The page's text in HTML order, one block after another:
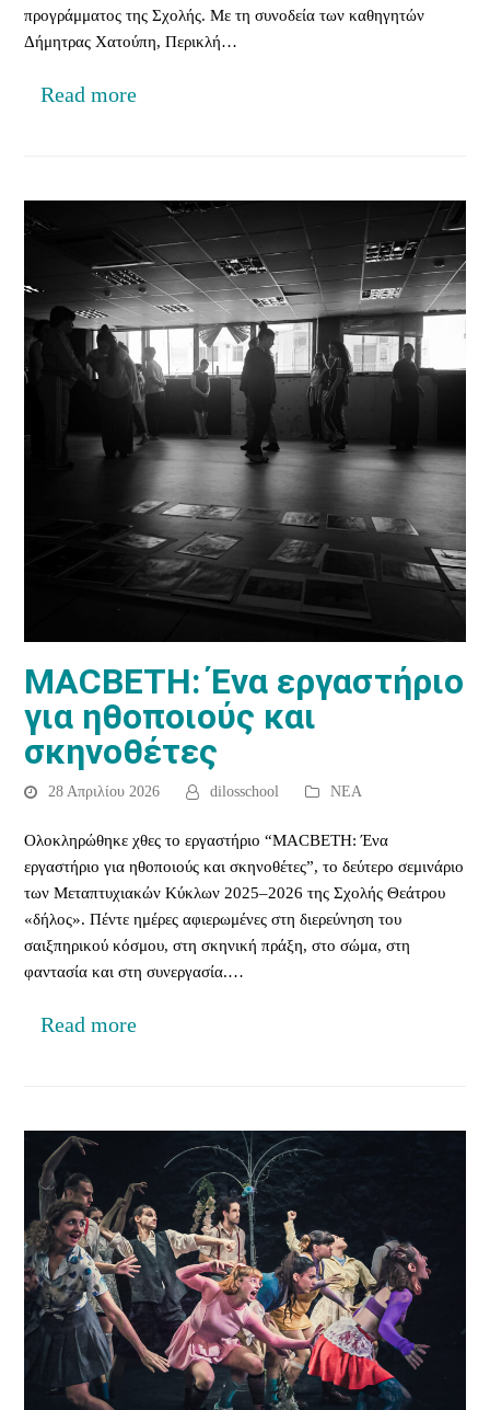
προγράμματος της Σχολής. Με τη συνοδεία των καθηγητών
Δήμητρας Χατούπη, Περικλή…
Read more
MACBETH: Ένα εργαστήριο
για ηθοποιούς και
σκηνοθέτες
28 Απριλίου 2026 dilosschool ΝΕΑ
Ολοκληρώθηκε χθες το εργαστήριο “MACBETH: Ένα
εργαστήριο για ηθοποιούς και σκηνοθέτες”, το δεύτερο σεμινάριο
των Μεταπτυχιακών Κύκλων 2025–2026 της Σχολής Θεάτρου
«δήλος». Πέντε ημέρες αφιερωμένες στη διερεύνηση του
σαιξπηρικού κόσμου, στη σκηνική πράξη, στο σώμα, στη
φαντασία και στη συνεργασία.…
Read more